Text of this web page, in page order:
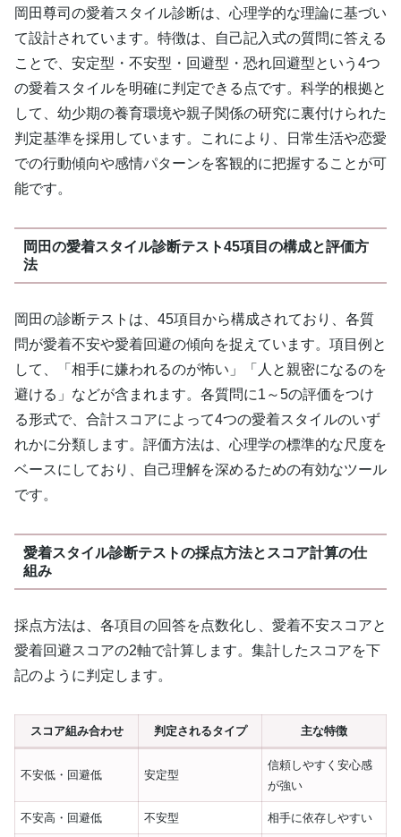
岡田尊司の愛着スタイル診断は、心理学的な理論に基づい
て設計されています。特徴は、自己記入式の質問に答える
ことで、安定型・不安型・回避型・恐れ回避型という4つ
の愛着スタイルを明確に判定できる点です。科学的根拠と
して、幼少期の養育環境や親子関係の研究に裏付けられた
判定基準を採用しています。これにより、日常生活や恋愛
での行動傾向や感情パターンを客観的に把握することが可
能です。
岡田の愛着スタイル診断テスト45項目の構成と評価方
法
岡田の診断テストは、45項目から構成されており、各質
問が愛着不安や愛着回避の傾向を捉えています。項目例と
して、「相手に嫌われるのが怖い」「人と親密になるのを
避ける」などが含まれます。各質問に1～5の評価をつけ
る形式で、合計スコアによって4つの愛着スタイルのいず
れかに分類します。評価方法は、心理学の標準的な尺度を
ベースにしており、自己理解を深めるための有効なツール
です。
愛着スタイル診断テストの採点方法とスコア計算の仕
組み
採点方法は、各項目の回答を点数化し、愛着不安スコアと
愛着回避スコアの2軸で計算します。集計したスコアを下
記のように判定します。
スコア組み合わせ 判定されるタイプ 主な特徴
不安低・回避低 安定型
信頼しやすく安心感
が強い
不安高・回避低 不安型 相手に依存しやすい